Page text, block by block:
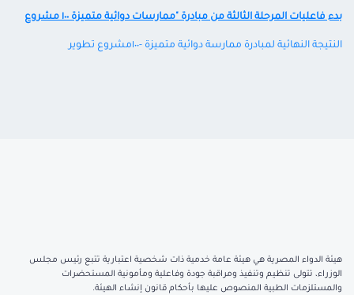
بدء فاعليات المرحلة الثالثة من مبادرة "ممارسات دوائية متميزة ١٠٠ مشروع
النتيجة النهائية لمبادرة ممارسة دوائية متميزة -١٠٠مشروع تطوير
هيئة الدواء المصرية هي هيئة عامة خدمية ذات شخصية اعتبارية تتبع رئيس مجلس
الوزراء، تتولى تنظيم وتنفيذ ومراقبة جودة وفاعلية ومأمونية المستحضرات
والمستلزمات الطبية المنصوص عليها بأحكام قانون إنشاء الهيئة.